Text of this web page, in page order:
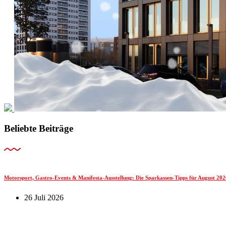
Beliebte Beiträge
Motorsport, Gastro-Events & Manifesta-Ausstellung: Die Sparkassen-Tipps für August
26 Juli 2026